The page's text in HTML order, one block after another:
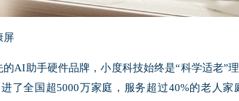
屏
的AI助手硬件品牌，小度科技始终是“科学适老”
了全国超5000万家庭，服务超过40%的老人